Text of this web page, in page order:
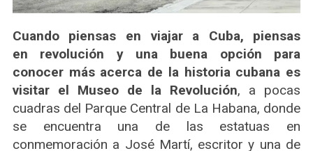
Cuando piensas en viajar a Cuba, piensas
en revolución y una buena opción para
conocer más acerca de la historia cubana es
visitar el Museo de la Revolución, a pocas
cuadras del Parque Central de La Habana, donde
se encuentra una de las estatuas en
conmemoración a José Martí, escritor y una de